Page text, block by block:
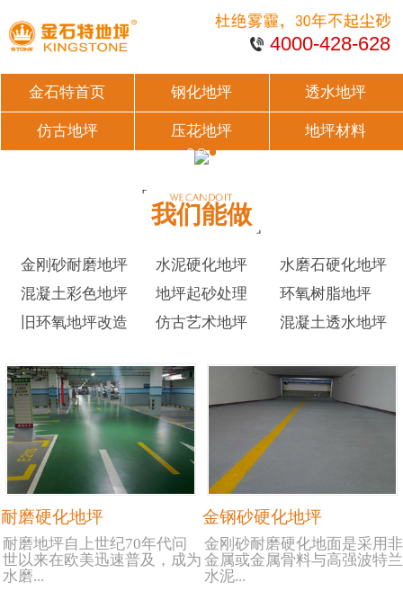
4000-428-628
金石特首页 钢化地坪 透水地坪
仿古地坪 压花地坪 地坪材料
我们能做
金刚砂耐磨地坪 水泥硬化地坪
水磨石硬化地坪
混凝土彩色地坪
地坪起砂处理
环氧树脂地坪
旧环氧地坪改造
仿古艺术地坪 混凝土透水地坪
耐磨硬化地坪
耐磨地坪自上世纪70年代问
世以来在欧美迅速普及，成为
水磨...
金钢砂硬化地坪
金刚砂耐磨硬化地面是采用非
金属或金属骨料与高强波特兰
水泥...